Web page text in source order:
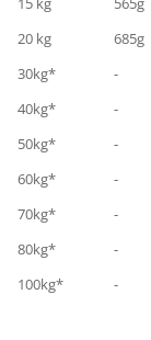
20 kg
685g
30kg*
-
40kg*
-
50kg*
-
60kg*
-
70kg*
-
80kg*
-
100kg*
-